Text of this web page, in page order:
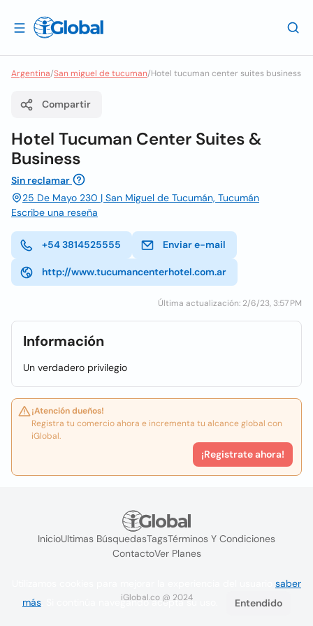
Argentina/San miguel de tucuman/Hotel tucuman center suites business
Compartir
Hotel Tucuman Center Suites &
Business
Sin reclamar
25 De Mayo 230 | San Miguel de Tucumán, Tucumán
Escribe una reseña
+54 3814525555 Enviar e-mail
http://www.tucumancenterhotel.com.ar
Última actualización: 2/6/23, 3:57 PM
Información
Un verdadero privilegio
¡Atención dueños!
Registra tu comercio ahora e incrementa tu alcance global con
iGlobal.
¡Registrate ahora!
InicioUltimas BúsquedasTagsTérminos Y Condiciones
ContactoVer Planes
iGlobal.co @ 2024
saber
más . Si continúa navegando acepta su uso. Entendido